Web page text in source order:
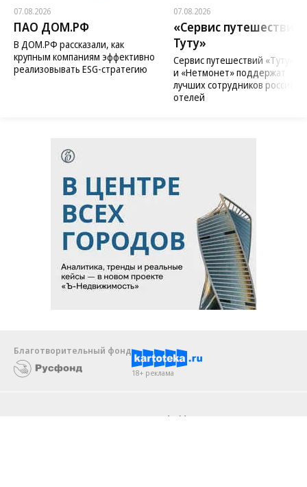
07.08.2026
ПАО ДОМ.РФ
В ДОМ.РФ рассказали, как
крупным компаниям эффективно
реализовывать ESG-стратегию
07.08.2026
«Сервис путешествий
Туту»
Сервис путешествий «Туту»
и «Нетмонет» поддержат
лучших сотрудников
отелей
Благотворительный фонд
18+ реклама
Android